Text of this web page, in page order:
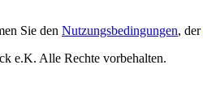
Sie den Nutzungsbedingungen, der
e.K. Alle Rechte vorbehalten.